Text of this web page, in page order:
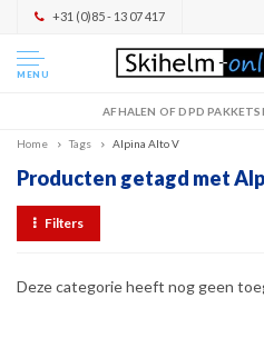
+31 (0)85 - 13 07 417
MENU
AFHALEN OF DPD
Home Tags Alpina Alto V
Producten getagd met
Filters
Deze categorie heeft nog geen